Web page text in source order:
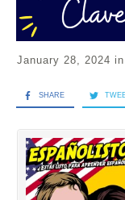
January 28, 2024 in
SHARE